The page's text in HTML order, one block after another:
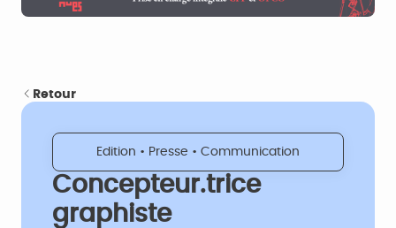
Retour
Edition • Presse • Communication
Concepteur.trice
graphiste